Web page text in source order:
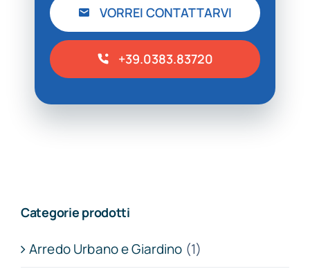
VORREI CONTATTARVI
+39.0383.83720
Categorie prodotti
Arredo Urbano e Giardino (1)